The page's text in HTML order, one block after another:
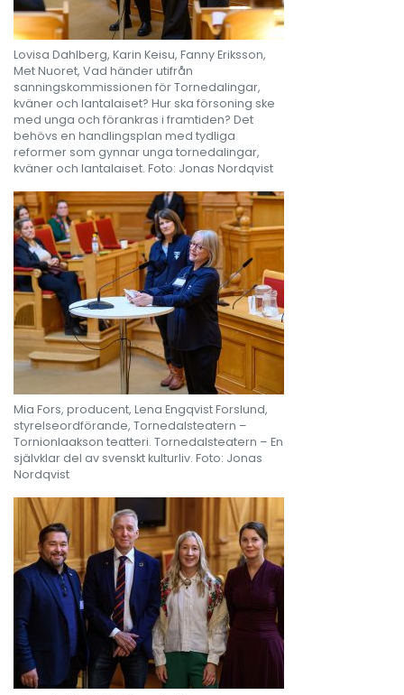
Lovisa Dahlberg, Karin Keisu, Fanny Eriksson,
Met Nuoret, Vad händer utifrån
sanningskommissionen för Tornedalingar,
kväner och lantalaiset? Hur ska försoning ske
med unga och förankras i framtiden? Det
behövs en handlingsplan med tydliga
reformer som gynnar unga tornedalingar,
kväner och lantalaiset. Foto: Jonas Nordqvist
Mia Fors, producent, Lena Engqvist Forslund,
styrelseordförande, Tornedalsteatern –
Tornionlaakson teatteri. Tornedalsteatern – En
självklar del av svenskt kulturliv. Foto: Jonas
Nordqvist